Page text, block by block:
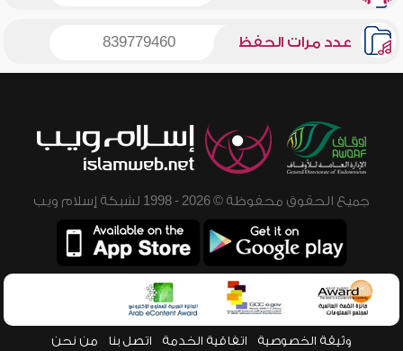
عدد مرات الحفظ 839779460
جميع الحقوق محفوظة © 2026 - 1998 لشبكة إسلام ويب
وثيقة الخصوصية اتفاقية الخدمة اتصل بنا من نحن